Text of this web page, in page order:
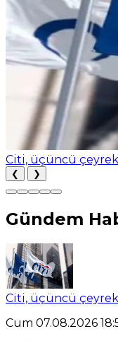
Citi, üçüncü
❮ ❯
Gündem
Citi, üçüncü
Cum 07.08.2026